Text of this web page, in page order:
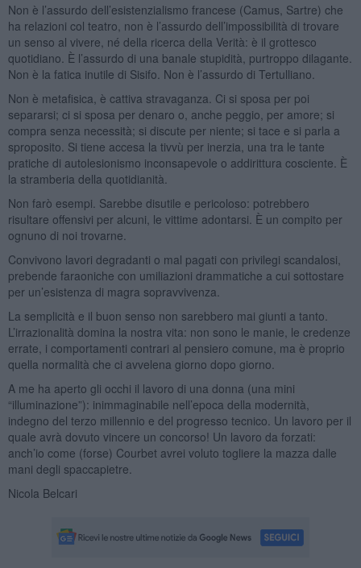
Non è l’assurdo dell’esistenzialismo francese (Camus, Sartre) che
ha relazioni col teatro, non è l’assurdo dell’impossibilità di trovare
un senso al vivere, né della ricerca della Verità: è il grottesco
quotidiano. È l’assurdo di una banale stupidità, purtroppo dilagante.
Non è la fatica inutile di Sisifo. Non è l’assurdo di Tertulliano.
Non è metafisica, è cattiva stravaganza. Ci si sposa per poi
separarsi; ci si sposa per denaro o, anche peggio, per amore; si
compra senza necessità; si discute per niente; si tace e si parla a
sproposito. Si tiene accesa la tivvù per inerzia, una tra le tante
pratiche di autolesionismo inconsapevole o addirittura cosciente. È
la stramberia della quotidianità.
Non farò esempi. Sarebbe disutile e pericoloso: potrebbero
risultare offensivi per alcuni, le vittime adontarsi. È un compito per
ognuno di noi trovarne.
Convivono lavori degradanti o mal pagati con privilegi scandalosi,
prebende faraoniche con umiliazioni drammatiche a cui sottostare
per un’esistenza di magra sopravvivenza.
La semplicità e il buon senso non sarebbero mai giunti a tanto.
L’irrazionalità domina la nostra vita: non sono le manie, le credenze
errate, i comportamenti contrari al pensiero comune, ma è proprio
quella normalità che ci avvelena giorno dopo giorno.
A me ha aperto gli occhi il lavoro di una donna (una mini
“illuminazione”): inimmaginabile nell’epoca della modernità,
indegno del terzo millennio e del progresso tecnico. Un lavoro per il
quale avrà dovuto vincere un concorso! Un lavoro da forzati:
anch’io come (forse) Courbet avrei voluto togliere la mazza dalle
mani degli spaccapietre.
Nicola Belcari